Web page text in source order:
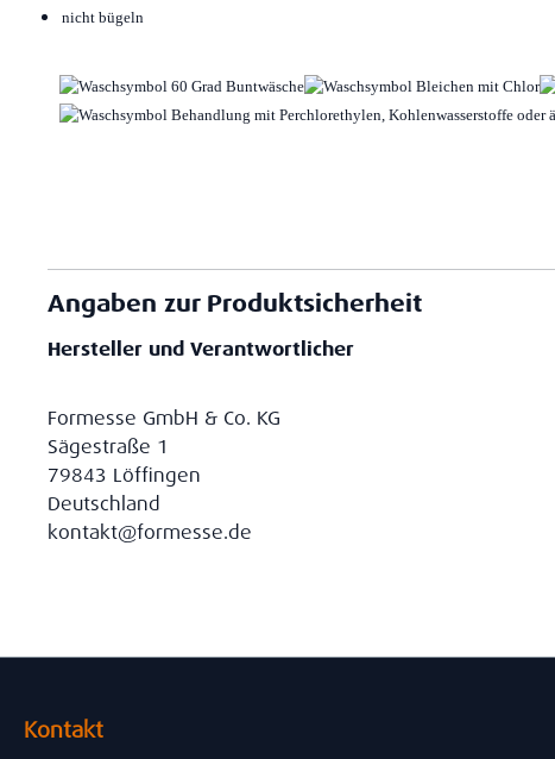
nicht bügeln
Angaben zur Produktsicherheit
Hersteller und Verantwortlicher
Formesse GmbH & Co. KG
Sägestraße 1
79843 Löffingen
Deutschland
kontakt@formesse.de
Kontakt